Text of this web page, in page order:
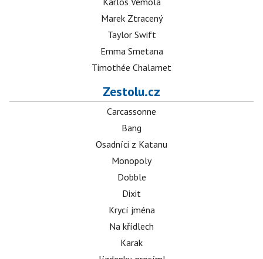
Marek Ztracený
Taylor Swift
Emma Smetana
Timothée Chalamet
Zestolu.cz
Carcassonne
Bang
Osadníci z Katanu
Monopoly
Dobble
Dixit
Krycí jména
Na křídlech
Karak